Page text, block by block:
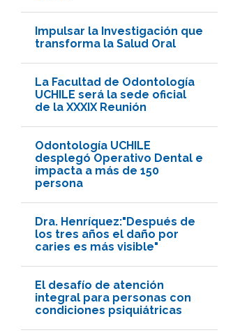
Impulsar la Investigación que
transforma la Salud Oral
La Facultad de Odontología
UCHILE será la sede oficial
de la XXXIX Reunión
Odontología UCHILE
desplegó Operativo Dental e
impacta a más de 150
persona
Dra. Henríquez:"Después de
los tres años el daño por
caries es más visible"
El desafío de atención
integral para personas con
condiciones psiquiátricas